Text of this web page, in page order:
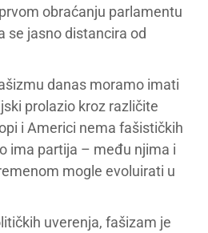
obraćanju parlamentu
se jasno distancira od
danas moramo imati
prolazio kroz različite
i Americi nema fašističkih
ima partija – među njima i
mogle evoluirati u
uverenja, fašizam je